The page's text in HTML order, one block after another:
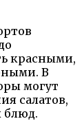
красными,
В
могут
салатов,
блюд.